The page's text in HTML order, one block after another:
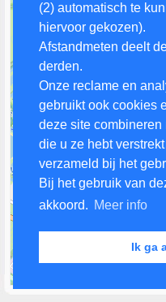
(2) automatisch te
hiervoor gekozen).
Afstandmeten deelt
derden.
Onze reclame en
gebruikt ook cookies
deze site
die u ze hebt
verzameld bij het
Bij het gebruik van
akkoord. Meer info
Ik ga